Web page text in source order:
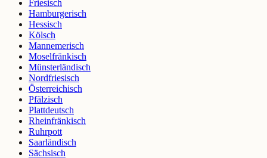
Friesisch
Hamburgerisch
Hessisch
Kölsch
Mannemerisch
Moselfränkisch
Münsterländisch
Nordfriesisch
Österreichisch
Pfälzisch
Plattdeutsch
Rheinfränkisch
Ruhrpott
Saarländisch
Sächsisch